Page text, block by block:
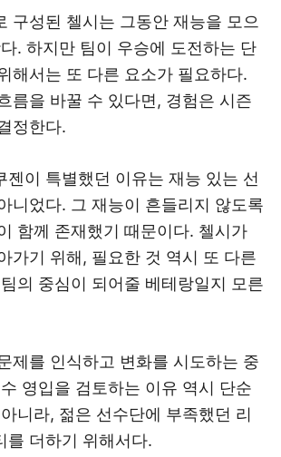
구성된 첼시는 그동안 재능을 모으
. 하지만 팀이 우승에 도전하는 단
해서는 또 다른 요소가 필요하다.
름을 바꿀 수 있다면, 경험은 시즌
정한다.
젠이 특별했던 이유는 재능 있는 선
니었다. 그 재능이 흔들리지 않도록
함께 존재했기 때문이다. 첼시가
가기 위해, 필요한 것 역시 또 다른
의 중심이 되어줄 베테랑일지 모른
제를 인식하고 변화를 시도하는 중
영입을 검토하는 이유 역시 단순
니라, 젊은 선수단에 부족했던 리
를 더하기 위해서다.